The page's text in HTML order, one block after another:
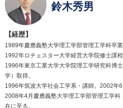
鈴木秀男
【経歴】
1989年慶應義塾大学理工学部管理工学科卒業
1992年ロチェスター大学経営大学院修士課程
1996年東京工業大学大学院理工学研究科博
学）取得。
1996年筑波大学社会工学系・講師。2002年6
2008年4月慶應義塾大学理工学部管理工学
在に至る。